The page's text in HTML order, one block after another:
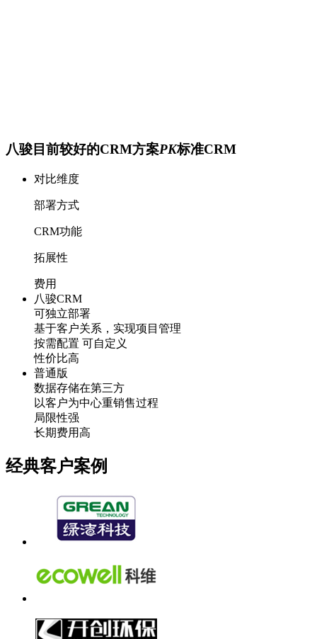
八骏​目前较好的CRM方案PK标准CRM
对比维度
部署方式
CRM功能
拓展性
费用
八骏CRM
可独立部署
基于客户关系，实现项目管理
按需配置 可自定义
性价比高
普通版
数据存储在第三方
以客户为中心重销售过程
局限性强
长期费用高
经典客户案例